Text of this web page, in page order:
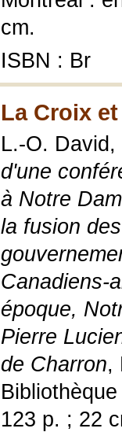
cm.
ISBN : Br
La Croix
L.-O. David,
d'une
à Notre
la fusion
Canadiens-
époque,
Pierre
de Charron,
123 p. ; 22